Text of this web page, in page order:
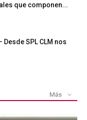
que componen...
Desde SPL CLM nos
Más